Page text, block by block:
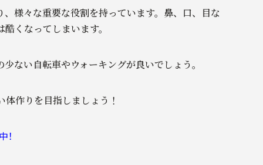
様々な重要な役割を持っています。鼻、口、目な
くなってしまいます。
ない自転車やウォーキングが良いでしょう。
作りを目指しましょう！
！